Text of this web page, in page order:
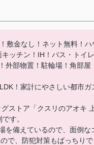
敷金なし！ネット無料！ハ
ッチン！IH！バス・トイレ
外部物置！駐輪場！角部屋
！家計にやさしい都市ガ
ストア「クスリのアオキ
す。
を備えているので、面倒な
で、防犯対策もばっちりで